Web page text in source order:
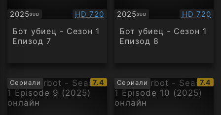
2025SUB
Субтитри Качество:
HD 720
Бот убиец - Сезон 1
Епизод 7
2025SUB
Субтитри HD 720
Бот убиец - Сезон 1
Епизод 8
Сериали
IMDb
рейтинг:
7.4 Сериали
IMDb
7.4